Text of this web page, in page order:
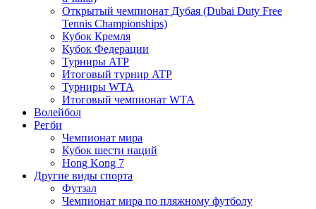
Открытый чемпионат Дубая (Dubai Duty Free
Tennis Championships)
Кубок Кремля
Кубок Федерации
Турниры ATP
Итоговый турнир ATP
Турниры WTA
Итоговый чемпионат WTA
Волейбол
Регби
Чемпионат мира
Кубок шести наций
Hong Kong 7
Другие виды спорта
Футзал
Чемпионат мира по пляжному футболу